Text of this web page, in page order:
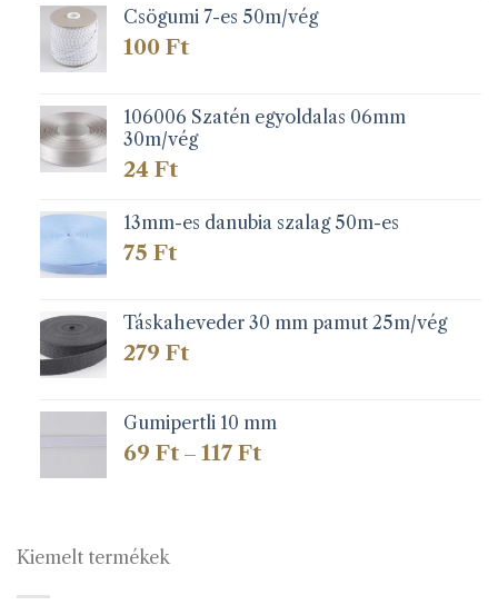
279 Ft
Csögumi 7-es 50m/vég
100 Ft
106006 Szatén egyoldalas 06mm
30m/vég
24 Ft
13mm-es danubia szalag 50m-es
75 Ft
Táskaheveder 30 mm pamut 25m/vég
279 Ft
Gumipertli 10 mm
69 Ft – 117 FtÁrtartomány:
Kiemelt termékek